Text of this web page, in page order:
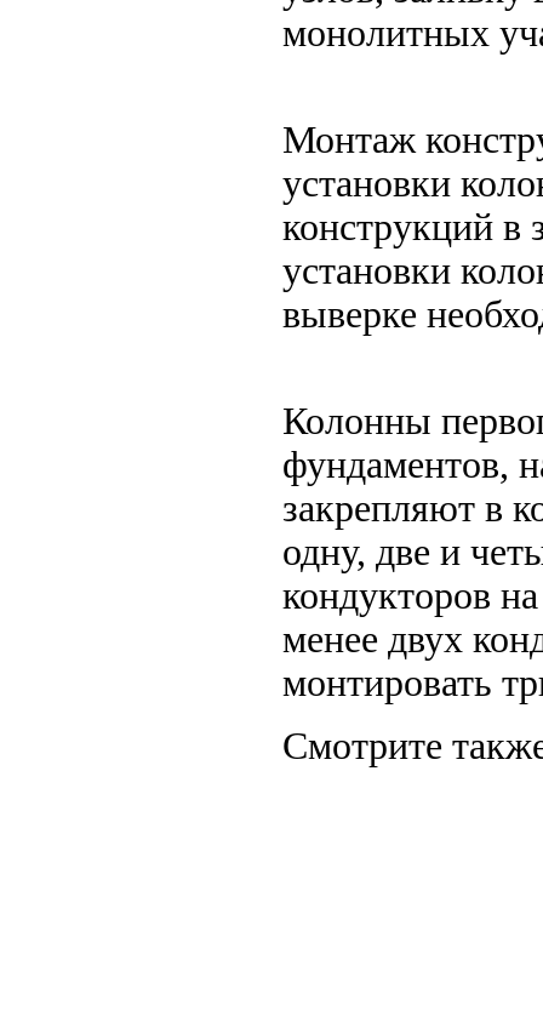
монолитных
Монтаж
установки
конструкций в
установки
выверке
Колонны
фундаментов,
закрепляют в
одну, две и
кондукторов
менее двух
монтировать
Смотрите